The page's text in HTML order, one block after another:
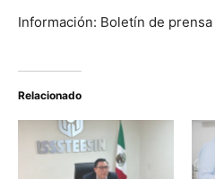
Información: Boletín de prensa
Relacionado